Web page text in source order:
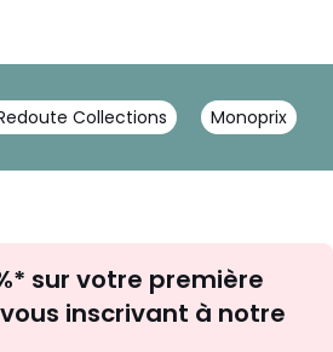
Collections Monoprix
newsletter
sur votre première
inscrivant à notre